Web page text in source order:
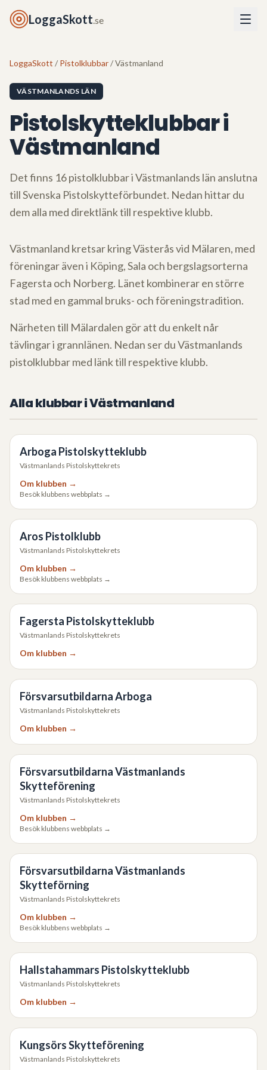
LoggaSkott.se
LoggaSkott / Pistolklubbar/ Västmanland
VÄSTMANLANDS LÄN
Pistolskytteklubbar i
Västmanland
Det finns 16pistolklubbar iVästmanlands län anslutna
till Svenska Pistolskytteförbundet. Nedan hittar du
dem alla med direktlänk till respektive klubb.
Västmanland kretsar kring Västerås vid Mälaren, med
föreningar även i Köping, Sala och bergslagsorterna
Fagersta och Norberg. Länet kombinerar en större
stad med en gammal bruks- och föreningstradition.
Närheten till Mälardalen gör att du enkelt når
tävlingar i grannlänen. Nedan ser du Västmanlands
pistolklubbar med länk till respektive klubb.
Alla klubbar iVästmanland
Arboga Pistolskytteklubb
Västmanlands Pistolskyttekrets
Om klubben →
Besök klubbens webbplats →
Aros Pistolklubb
Västmanlands Pistolskyttekrets
Om klubben →
Besök klubbens webbplats →
Fagersta Pistolskytteklubb
Västmanlands Pistolskyttekrets
Om klubben →
Försvarsutbildarna Arboga
Västmanlands Pistolskyttekrets
Om klubben →
Försvarsutbildarna Västmanlands
Skytteförening
Västmanlands Pistolskyttekrets
Om klubben →
Besök klubbens webbplats →
Försvarsutbildarna Västmanlands
Skytteförning
Västmanlands Pistolskyttekrets
Om klubben →
Besök klubbens webbplats →
Hallstahammars Pistolskytteklubb
Västmanlands Pistolskyttekrets
Om klubben →
Kungsörs Skytteförening
Västmanlands Pistolskyttekrets